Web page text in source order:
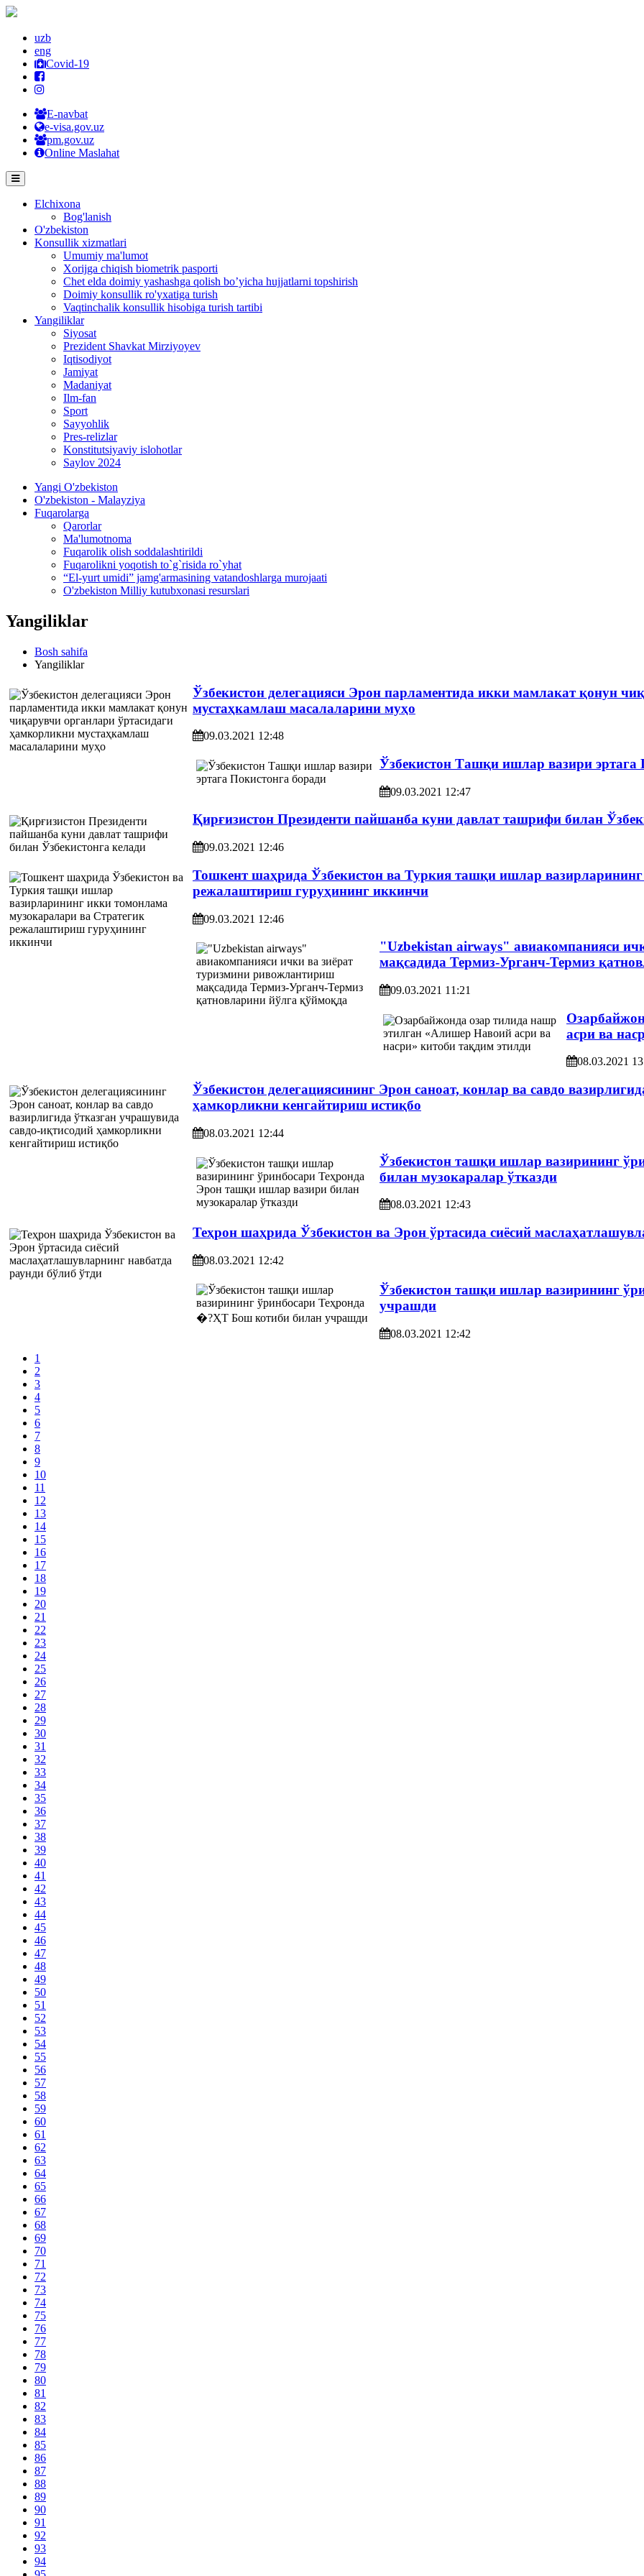
uzb
eng
Covid-19
E-navbat
e-visa.gov.uz
pm.gov.uz
Online Maslahat
Elchixona
Bog'lanish
O'zbekiston
Konsullik xizmatlari
Umumiy ma'lumot
Xorijga chiqish biometrik pasporti
Chet elda doimiy yashashga qolish bo’yicha hujjatlarni topshirish
Doimiy konsullik ro'yxatiga turish
Vaqtinchalik konsullik hisobiga turish tartibi
Yangiliklar
Siyosat
Prezident Shavkat Mirziyoyev
Iqtisodiyot
Jamiyat
Madaniyat
Ilm-fan
Sport
Sayyohlik
Pres-relizlar
Konstitutsiyaviy islohotlar
Saylov 2024
Yangi O'zbekiston
O'zbekiston - Malayziya
Fuqarolarga
Qarorlar
Ma'lumotnoma
Fuqarolik olish soddalashtirildi
Fuqarolikni yoqotish to`g`risida ro`yhat
“El-yurt umidi” jamg'armasining vatandoshlarga murojaati
O'zbekiston Milliy kutubxonasi resurslari
Yangiliklar
Bosh sahifa
Yangiliklar
Ўзбекистон делегацияси Эрон парламентида икки мамлакат қонун
мустаҳкамлаш масалаларини муҳо
09.03.2021 12:48
Ўзбекистон Ташқи ишлар вазири эртага
09.03.2021 12:47
Қирғизистон Президенти пайшанба куни давлат ташрифи билан
09.03.2021 12:46
Тошкент шаҳрида Ўзбекистон ва Туркия ташқи ишлар
режалаштириш гуруҳининг иккинчи
09.03.2021 12:46
"Uzbekistan airways" авиакомпанияси
мақсадида Термиз-Урганч-Термиз
09.03.2021 11:21
асри ва
08.03.2021
Ўзбекистон делегациясининг Эрон саноат, конлар ва савдо
ҳамкорликни кенгайтириш истиқбо
08.03.2021 12:44
Ўзбекистон ташқи ишлар вазирининг
билан музокаралар ўтказди
08.03.2021 12:43
Теҳрон шаҳрида Ўзбекистон ва Эрон ўртасида сиёсий
08.03.2021 12:42
Ўзбекистон ташқи ишлар вазирининг
учрашди
08.03.2021 12:42
1
2
3
4
5
6
7
8
9
10
11
12
13
14
15
16
17
18
19
20
21
22
23
24
25
26
27
28
29
30
31
32
33
34
35
36
37
38
39
40
41
42
43
44
45
46
47
48
49
50
51
52
53
54
55
56
57
58
59
60
61
62
63
64
65
66
67
68
69
70
71
72
73
74
75
76
77
78
79
80
81
82
83
84
85
86
87
88
89
90
91
92
93
94